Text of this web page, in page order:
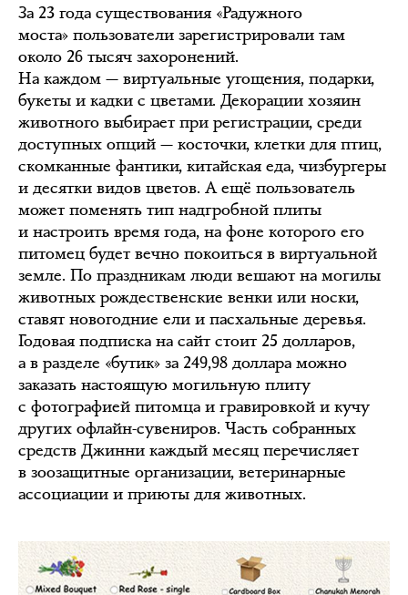
За 23 года существования «Радужного
моста» пользователи зарегистрировали там
около 26 тысяч захоронений.
На каждом — виртуальные угощения, подарки,
букеты и кадки с цветами. Декорации хозяин
животного выбирает при регистрации, среди
доступных опций — косточки, клетки для птиц,
скомканные фантики, китайская еда, чизбургеры
и десятки видов цветов. А ещё пользователь
может поменять тип надгробной плиты
и настроить время года, на фоне которого его
питомец будет вечно покоиться в виртуальной
земле. По праздникам люди вешают на могилы
животных рождественские венки или носки,
ставят новогодние ели и пасхальные деревья.
Годовая подписка на сайт стоит 25 долларов,
а в разделе «бутик» за 249,98 доллара можно
заказать настоящую могильную плиту
с фотографией питомца и гравировкой и кучу
других офлайн-сувениров. Часть собранных
средств Джинни каждый месяц перечисляет
в зоозащитные организации, ветеринарные
ассоциации и приюты для животных.